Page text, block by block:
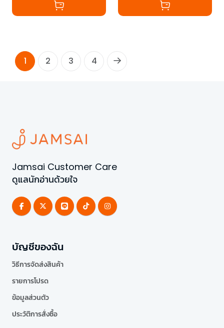
1 2 3 4
Jamsai Customer Care
ดูแลนักอ่านด้วยใจ
บัญชีของฉัน
วิธีการจัดส่งสินค้า
รายการโปรด
ข้อมูลส่วนตัว
ประวัติการสั่งซื้อ